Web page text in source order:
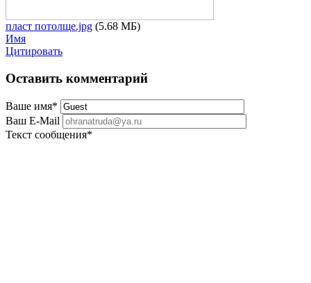
пласт потолще.jpg (5.68 МБ)
Имя
Цитировать
Оставить комментарий
Ваше имя*
Ваш E-Mail
Текст сообщения*